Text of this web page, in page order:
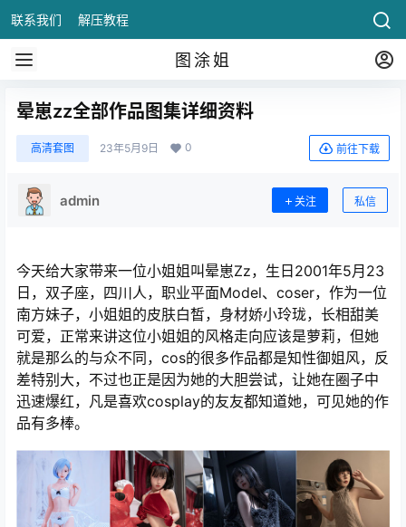
联系我们 解压教程
图涂姐
晕崽zz全部作品图集详细资料
高清套图 23年5月9日 0 前往下载
admin 关注 私信
今天给大家带来一位小姐姐叫晕崽Zz，生日2001年5月23
日，双子座，四川人，职业平面Model、coser，作为一位
南方妹子，小姐姐的皮肤白皙，身材娇小玲珑，长相甜美
可爱，正常来讲这位小姐姐的风格走向应该是萝莉，但她
就是那么的与众不同，cos的很多作品都是知性御姐风，反
差特别大，不过也正是因为她的大胆尝试，让她在圈子中
迅速爆红，凡是喜欢cosplay的友友都知道她，可见她的作
品有多棒。